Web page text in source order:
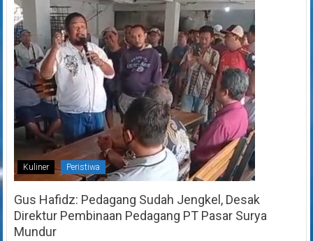
Kuliner Peristiwa
Gus Hafidz: Pedagang Sudah Jengkel, Desak
Direktur Pembinaan Pedagang PT Pasar Surya
Mundur